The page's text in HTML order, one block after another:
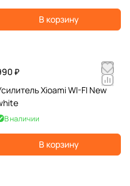
В корзину
₽
Xioami WI-FI New
В наличии
В корзину